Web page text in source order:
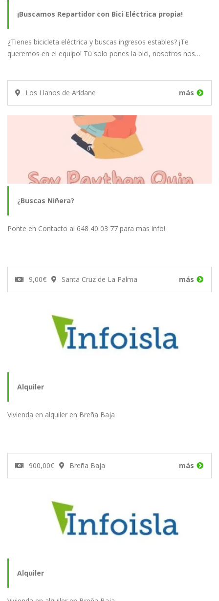
¡Buscamos Repartidor con Bici Eléctrica propia!
¿Tienes bicicleta eléctrica y buscas ingresos estables? ¡Te
queremos en el equipo! Tú solo pones la bici, nosotros nos…
Los Llanos de Aridane más
¿Buscas Niñera?
Ponte en Contacto al 648 40 03 77 para mas info!
9,00€ Santa Cruz de La Palma más
Alquiler
Vivienda en alquiler en Breña Baja
900,00€ Breña Baja más
Alquiler